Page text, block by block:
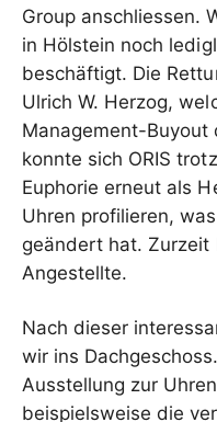
Group anschliessen.
in Hölstein noch
beschäftigt. Die
Ulrich W. Herzog,
Management-Buyout
konnte sich ORIS
Euphorie erneut als
Uhren profilieren,
geändert hat.
Angestellte.
Nach dieser
wir ins
Ausstellung zur
beispielsweise die